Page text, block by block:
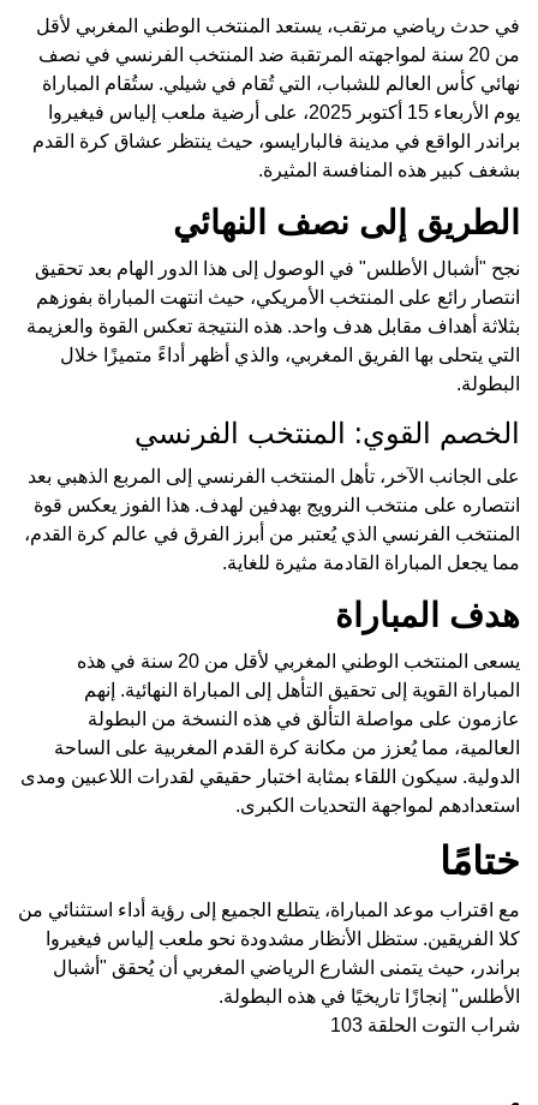
في حدث رياضي مرتقب، يستعد المنتخب الوطني المغربي لأقل
من 20 سنة لمواجهته المرتقبة ضد المنتخب الفرنسي في نصف
نهائي كأس العالم للشباب، التي تُقام في شيلي. ستُقام المباراة
يوم الأربعاء 15 أكتوبر 2025، على أرضية ملعب إلياس فيغيروا
براندر الواقع في مدينة فالبارايسو، حيث ينتظر عشاق كرة القدم
بشغف كبير هذه المنافسة المثيرة.
الطريق إلى نصف النهائي
نجح "أشبال الأطلس" في الوصول إلى هذا الدور الهام بعد تحقيق
انتصار رائع على المنتخب الأمريكي، حيث انتهت المباراة بفوزهم
بثلاثة أهداف مقابل هدف واحد. هذه النتيجة تعكس القوة والعزيمة
التي يتحلى بها الفريق المغربي، والذي أظهر أداءً متميزًا خلال
البطولة.
الخصم القوي: المنتخب الفرنسي
على الجانب الآخر، تأهل المنتخب الفرنسي إلى المربع الذهبي بعد
انتصاره على منتخب النرويج بهدفين لهدف. هذا الفوز يعكس قوة
المنتخب الفرنسي الذي يُعتبر من أبرز الفرق في عالم كرة القدم،
مما يجعل المباراة القادمة مثيرة للغاية.
هدف المباراة
يسعى المنتخب الوطني المغربي لأقل من 20 سنة في هذه
المباراة القوية إلى تحقيق التأهل إلى المباراة النهائية. إنهم
عازمون على مواصلة التألق في هذه النسخة من البطولة
العالمية، مما يُعزز من مكانة كرة القدم المغربية على الساحة
الدولية. سيكون اللقاء بمثابة اختبار حقيقي لقدرات اللاعبين ومدى
استعدادهم لمواجهة التحديات الكبرى.
ختامًا
مع اقتراب موعد المباراة، يتطلع الجميع إلى رؤية أداء استثنائي من
كلا الفريقين. ستظل الأنظار مشدودة نحو ملعب إلياس فيغيروا
براندر، حيث يتمنى الشارع الرياضي المغربي أن يُحقق "أشبال
الأطلس" إنجازًا تاريخيًا في هذه البطولة.
شراب التوت الحلقة 103